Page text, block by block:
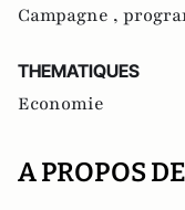
Campagne ,
THEMATIQUES
Economie
A PROPOS